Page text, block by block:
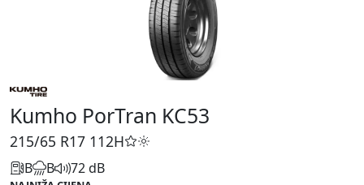
Kumho PorTran KC53
215/65 R17 112H
B B 72 dB